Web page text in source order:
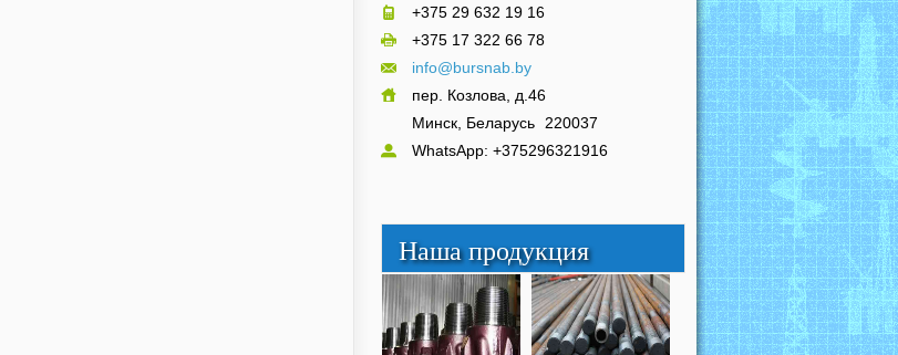
+375 29 632 19 16
+375 17 322 66 78
info@bursnab.by
пер. Козлова, д.46
Минск, Беларусь 220037
WhatsApp: +375296321916
Наша продукция